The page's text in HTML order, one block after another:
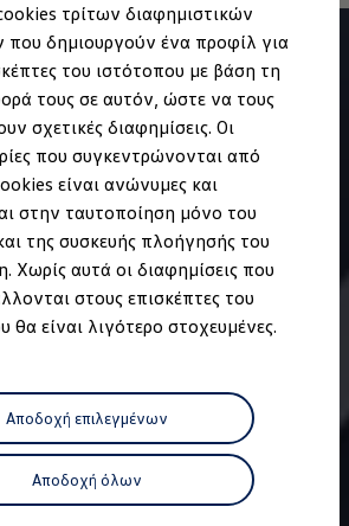
τρίτων διαφημιστικών
που δημιουργούν ένα προφίλ για
του ιστότοπου με βάση τη
τους σε αυτόν, ώστε να τους
σχετικές διαφημίσεις. Οι
που συγκεντρώνονται από
είναι ανώνυμες και
στην ταυτοποίηση μόνο του
της συσκευής πλοήγησής του
Χωρίς αυτά οι διαφημίσεις που
στους επισκέπτες του
θα είναι λιγότερο στοχευμένες.
Αποδοχή επιλεγμένων
Αποδοχή όλων
- Υπηρεσία Φόρτισης
Πελάτη
& Επιστροφή
ασφαλείας και Τεχνικά μέτρα
και ενδεικτικές λυχνίες
λογισμικού
Manual - Ψηφιακό εγχειρίδιο
fuel
Volkswagen
Volkswagen Click@Service
& Delivery
Clean Plus
Οχήματα Volkswagen
& Επισκευή Επαγγελματικών
πληροφορίες
Επαγγελματικών Volkswagen
Δίκτυο Volkswagen
Επιδότησης
- 75 Χρόνια Κληρονομιάς